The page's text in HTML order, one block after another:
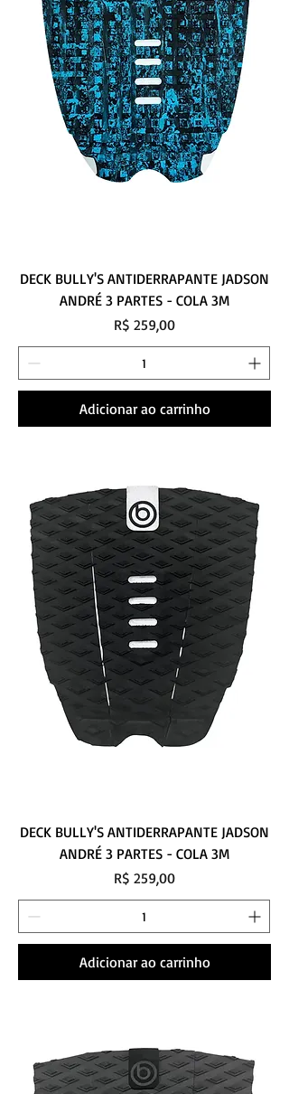
DECK BULLY'S ANTIDERRAPANTE JADSON
ANDRÉ 3 PARTES - COLA 3M
Preço
R$ 259,00
Adicionar ao carrinho
DECK BULLY'S ANTIDERRAPANTE JADSON
ANDRÉ 3 PARTES - COLA 3M
Preço
R$ 259,00
Adicionar ao carrinho